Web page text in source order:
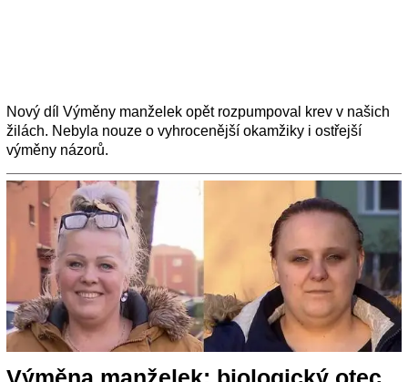
Nový díl Výměny manželek opět rozpumpoval krev v našich
žilách. Nebyla nouze o vyhrocenější okamžiky i ostřejší
výměny názorů.